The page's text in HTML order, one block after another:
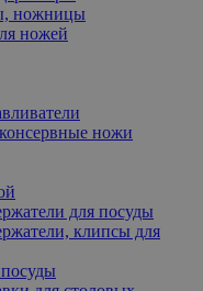
ножницы
ножей
ножи
для посуды
клипсы для